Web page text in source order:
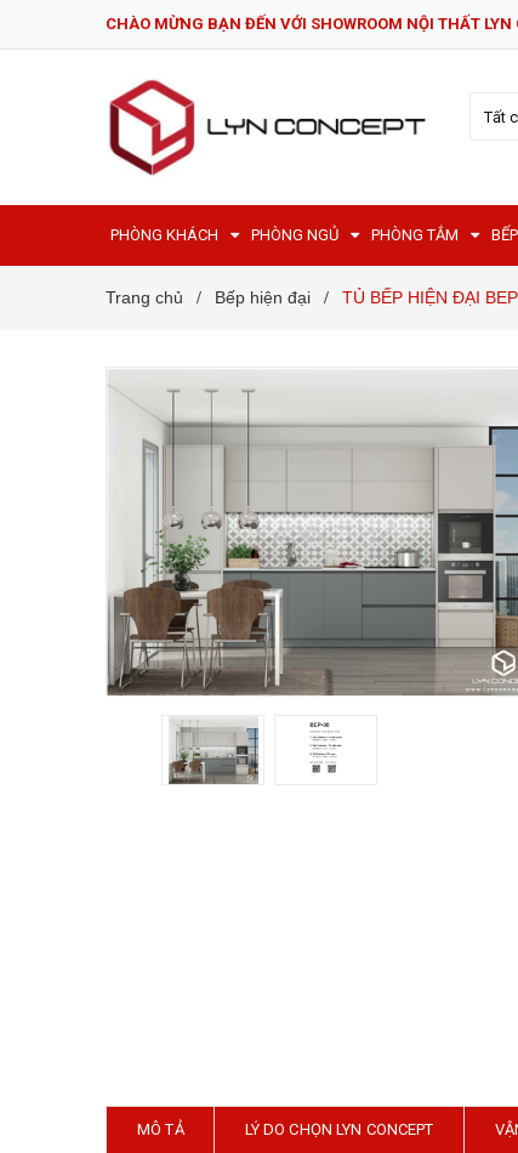
CHÀO MỪNG BẠN ĐẾN VỚI SHOWROOM NỘI THẤT LYN
Tất
PHÒNG KHÁCH PHÒNG NGỦ PHÒNG TẮM
Trang chủ / Bếp hiện đại / TỦ BẾP HIỆN ĐẠI
MÔ TẢ LÝ DO CHỌN LYN CONCEPT